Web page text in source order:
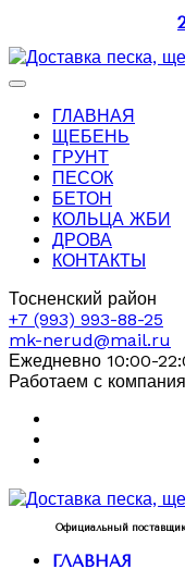
ГЛАВНАЯ
ЩЕБЕНЬ
ГРУНТ
ПЕСОК
БЕТОН
КОЛЬЦА ЖБИ
ДРОВА
КОНТАКТЫ
Тосненский район
+7 (993) 993-88-25
mk-nerud@mail.ru
Ежедневно 10:00-
Работаем с
Официальный поставщик
ГЛАВНАЯ